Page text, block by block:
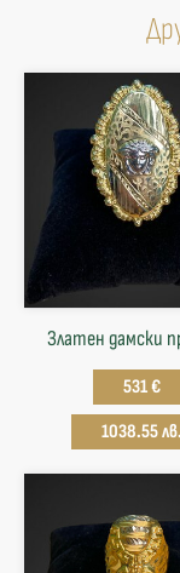
Златен дамски
531 €
1038.55 лв.